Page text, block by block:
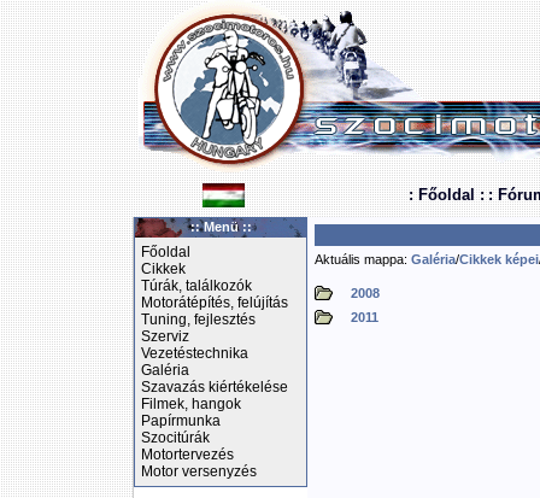
: Főoldal : :
:: Menü ::
Főoldal
Cikkek
Túrák, találkozók
Motorátépítés, felújítás
Tuning, fejlesztés
Szerviz
Vezetéstechnika
Galéria
Szavazás kiértékelése
Filmek, hangok
Papírmunka
Szocitúrák
Motortervezés
Motor versenyzés
Aktuális mappa: Galéria/Cikkek képei
2008
2011